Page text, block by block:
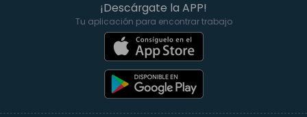
¡Descárgate la APP!
Tu aplicación para encontrar trabajo